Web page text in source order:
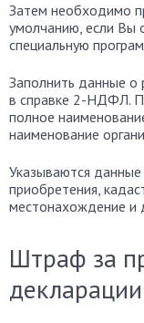
Затем необходимо
умолчанию, если Вы
специальную
Заполнить данные о
в справке 2-НДФЛ.
полное
наименование
Указываются
приобретения,
местонахождение и
Штраф за